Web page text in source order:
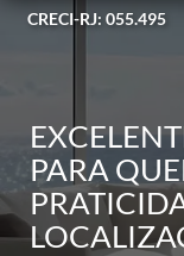
CRECI-RJ: 055.495
PARA